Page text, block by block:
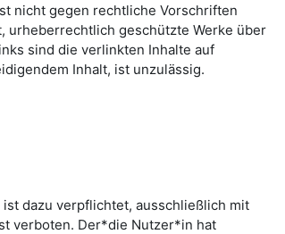
nicht gegen rechtliche Vorschriften
geschützte Werke über
sind die verlinkten Inhalte auf
Inhalt, ist unzulässig.
dazu verpflichtet, ausschließlich mit
verboten. Der*die Nutzer*in hat